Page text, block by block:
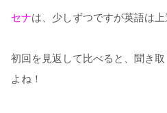
セナは、少しずつですが英語は上
初回を見返して比べると、聞き
よね！